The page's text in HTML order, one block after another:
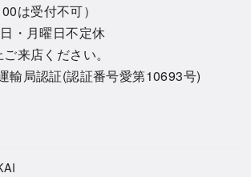
は受付不可）
・月曜日不定休
来店ください。
輸局認証(認証番号愛第10693号)